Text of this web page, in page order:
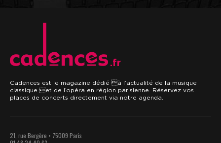
.fr
Cadences est le magazine dédié à l’actualité de la musique
classique et de l’opéra en région parisienne. Réservez vos
places de concerts directement via notre agenda.
21, rue Bergère • 75009 Paris